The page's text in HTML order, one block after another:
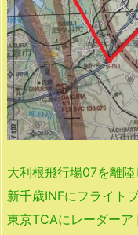
大利根飛行場07を離陸
新千歳INFにフライト
東京TCAにレーダーア